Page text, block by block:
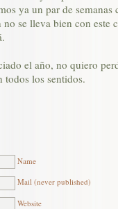
ya un par de semanas
se lleva bien con este
el año, no quiero
todos los sentidos.
Name
Mail (never published)
Website